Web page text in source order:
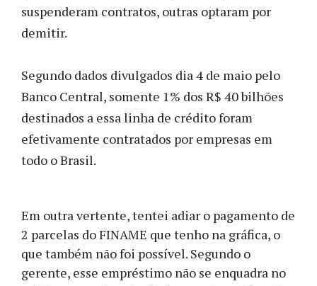
suspenderam contratos, outras optaram por
demitir.
Segundo dados divulgados dia 4 de maio pelo
Banco Central, somente 1% dos R$ 40 bilhões
destinados a essa linha de crédito foram
efetivamente contratados por empresas em
todo o Brasil.
Em outra vertente, tentei adiar o pagamento de
2 parcelas do FINAME que tenho na gráfica, o
que também não foi possível. Segundo o
gerente, esse empréstimo não se enquadra no